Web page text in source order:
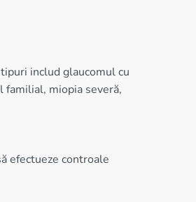
includ glaucomul cu
familial, miopia severă,
efectueze controale